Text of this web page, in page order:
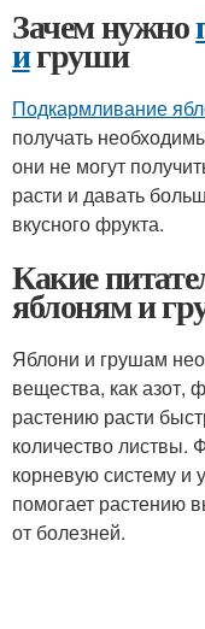
Зачем нужно
игруши
Подкармливание
получать
они не могут
расти и давать
вкусного фрукта.
Какие
яблоням и
Яблони и грушам
вещества, как азот,
растению расти
количество листвы.
корневую систему и
помогает растению
от болезней.